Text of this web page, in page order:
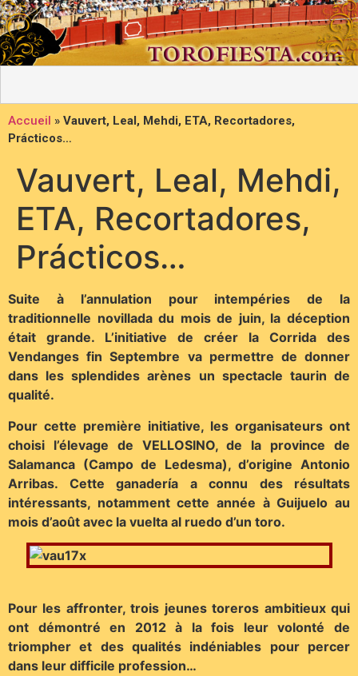
Accueil » Vauvert, Leal, Mehdi, ETA, Recortadores,
Prácticos…
Vauvert, Leal, Mehdi,
ETA, Recortadores,
Prácticos…
Suite à l’annulation pour intempéries de la
traditionnelle novillada du mois de juin, la déception
était grande. L’initiative de créer la Corrida des
Vendanges fin Septembre va permettre de donner
dans les splendides arènes un spectacle taurin de
qualité.
Pour cette première initiative, les organisateurs ont
choisi l’élevage de VELLOSINO, de la province de
Salamanca (Campo de Ledesma), d’origine Antonio
Arribas. Cette ganadería a connu des résultats
intéressants, notamment cette année à Guijuelo au
mois d’août avec la vuelta al ruedo d’un toro.
Pour les affronter, trois jeunes toreros ambitieux qui
ont démontré en 2012 à la fois leur volonté de
triompher et des qualités indéniables pour percer
dans leur difficile profession…